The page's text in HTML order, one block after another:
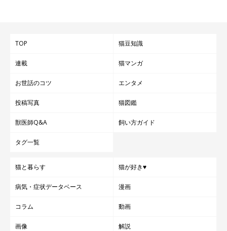
TOP 猫豆知識
連載 猫マンガ
お世話のコツ エンタメ
投稿写真 猫図鑑
獣医師Q&A 飼い方ガイド
タグ一覧
猫と暮らす 猫が好き♥
病気・症状データベース 漫画
コラム 動画
画像 解説